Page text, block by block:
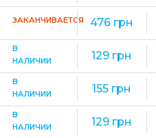
ЗАКАНЧИВАЕТСЯ 476 грн
В
НАЛИЧИИ
129 грн
В
НАЛИЧИИ
155 грн
В
НАЛИЧИИ
129 грн